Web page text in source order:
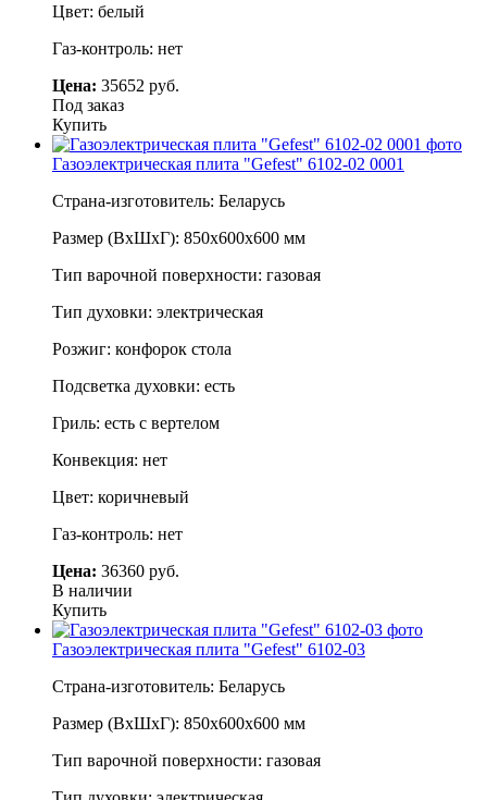
Цвет: белый
Газ-контроль: нет
Цена: 35652 руб.
Под заказ
Купить
Газоэлектрическая плита "Gefest" 6102-02 0001
Страна-изготовитель: Беларусь
Размер (ВхШхГ): 850х600х600 мм
Тип варочной поверхности: газовая
Тип духовки: электрическая
Розжиг: конфорок стола
Подсветка духовки: есть
Гриль: есть с вертелом
Конвекция: нет
Цвет: коричневый
Газ-контроль: нет
Цена: 36360 руб.
В наличии
Купить
Газоэлектрическая плита "Gefest" 6102-03
Страна-изготовитель: Беларусь
Размер (ВхШхГ): 850х600х600 мм
Тип варочной поверхности: газовая